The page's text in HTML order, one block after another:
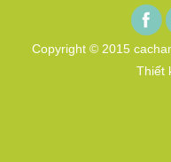
Copyright © 2015
Thiết